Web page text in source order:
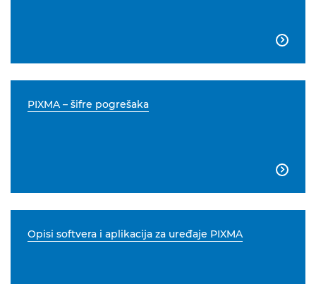

PIXMA – šifre pogrešaka

Opisi softvera i aplikacija za uređaje PIXMA